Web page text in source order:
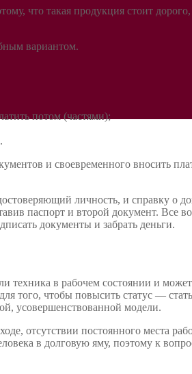
что такая продукция стоит
вариантом.
потом (частями);
и своевременного вносить
личность, и справку о
паспорт и второй документ. Все
документы и забрать деньги.
техника в рабочем состоянии и
того, чтобы повысить статус —
усовершенствованной модели.
отсутствии постоянного места
в долговую яму, поэтому к